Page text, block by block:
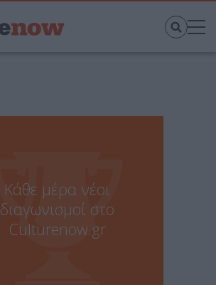
Κάθε μέρα νέοι
διαγωνισμοί στο
Culturenow.gr